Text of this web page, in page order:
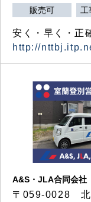
販売可 工
安く・早く・正
http://
A&S・JLA合同会社
〒 059-0028